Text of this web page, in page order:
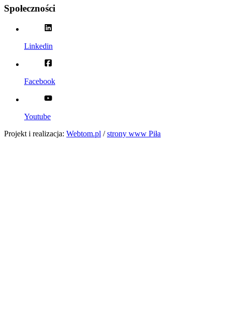
Społeczności
Linkedin
Facebook
Youtube
Projekt i realizacja: Webtom.pl / strony www Piła